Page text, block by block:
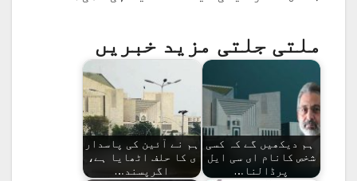
ملتی جلتی مزید خبریں
ہم دیکھیں گے کہ کسی
شخص کانام ای سی ایل
پرڈالنا…
ہم نے آئین کی پاسدار
ی کا حلف اٹھایا ہے،
اگرپسند…